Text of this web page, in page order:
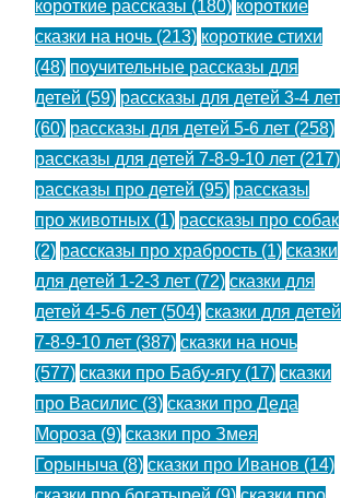
короткие рассказы (180) короткие
сказки на ночь (213) короткие стихи
(48) поучительные рассказы для
детей (59) рассказы для детей 3-4 лет
(60) рассказы для детей 5-6 лет (258)
рассказы для детей 7-8-9-10 лет (217)
рассказы про детей (95) рассказы
про животных (1) рассказы про собак
(2) рассказы про храбрость (1) сказки
для детей 1-2-3 лет (72) сказки для
детей 4-5-6 лет (504) сказки для детей
7-8-9-10 лет (387) сказки на ночь
(577) сказки про Бабу-ягу (17) сказки
про Василис (3) сказки про Деда
Мороза (9) сказки про Змея
Горыныча (8) сказки про Иванов (14)